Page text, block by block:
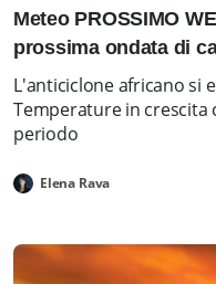
Meteo PROSSIMO
prossima ondata di
L'anticiclone africano si
Temperature in crescita
periodo
Elena Rava